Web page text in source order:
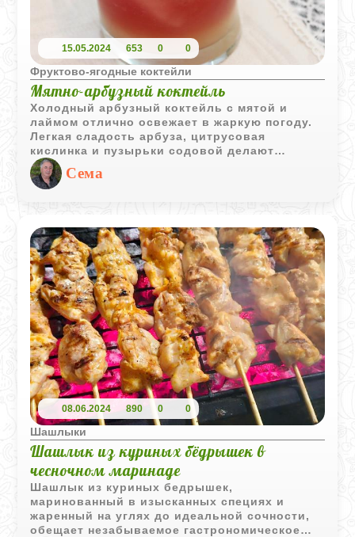
15.05.2024 653 0 0
Фруктово-ягодные коктейли
Мятно-арбузный коктейль
Холодный арбузный коктейль с мятой и
лаймом отлично освежает в жаркую погоду.
Легкая сладость арбуза, цитрусовая
кислинка и пузырьки содовой делают
напиток особенно ярким и летним. Такой
коктейль приятно подать как на пикнике, так
и дома в конце насыщенного дня.
Сема
08.06.2024 890 0 0
Шашлыки
Шашлык из куриных бёдрышек в
чесночном маринаде
Шашлык из куриных бедрышек,
маринованный в изысканных специях и
жаренный на углях до идеальной сочности,
обещает незабываемое гастрономическое